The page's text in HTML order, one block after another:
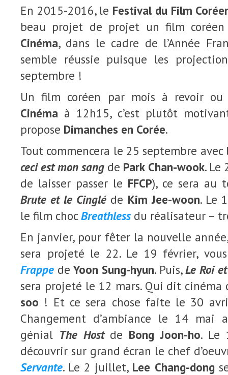
En 2015-2016, le Festival du Film
beau projet de projet un film
Cinéma, dans le cadre de l’Année
semble réussie puisque les
septembre !
Un film coréen par mois à revoir
Cinéma à 12h15, c’est plutôt
propose Dimanches en Corée.
Tout commencera le 25 septembre
ceci est mon sang de Park Chan-wook. Le
de laisser passer le FFCP), ce sera au
Brute et le Cinglé de Kim Jee-woon. Le
le film chocBreathless du réalisateur –
En janvier, pour fêter la nouvelle
sera projeté le 22. Le 19 février,
Frappe deYoon Sung-hyun. Puis,Le Roi
sera projeté le 12 mars. Qui dit
soo ! Et ce sera chose faite le 30
Changement d’ambiance le 14 mai
génial The Hostde Bong Joon-ho. Le
découvrir sur grand écran le chef
Servante. Le 2 juillet, Lee Chang-dong